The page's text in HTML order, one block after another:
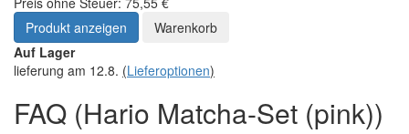
Produkt anzeigen
Warenkorb
Auf Lager
lieferung am 12.8. (Lieferoptionen)
FAQ (Hario Matcha-Set (pink))